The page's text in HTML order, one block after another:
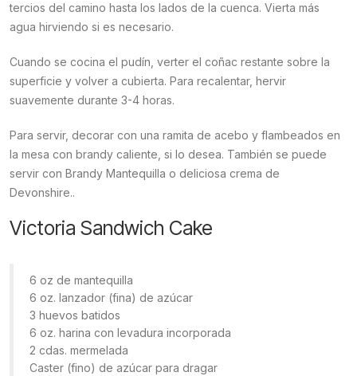
tercios del camino hasta los lados de la cuenca. Vierta más
agua hirviendo si es necesario.
Cuando se cocina el pudín, verter el coñac restante sobre la
superficie y volver a cubierta. Para recalentar, hervir
suavemente durante 3-4 horas.
Para servir, decorar con una ramita de acebo y flambeados en
la mesa con brandy caliente, si lo desea. También se puede
servir con Brandy Mantequilla o deliciosa crema de
Devonshire..
Victoria Sandwich Cake
6 oz de mantequilla
6 oz. lanzador (fina) de azúcar
3 huevos batidos
6 oz. harina con levadura incorporada
2 cdas. mermelada
Caster (fino) de azúcar para dragar